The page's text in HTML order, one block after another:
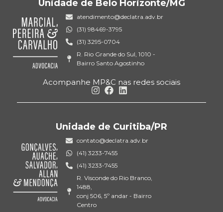
Unidade de Belo Horizonte/MG
atendimento@declatra.adv.br
(31) 98469-3795
(31) 3295-0704
R. Rio Grande do Sul, 1010 -
Bairro Santo Agostinho
Acompanhe MP&C nas redes sociais
Unidade de Curitiba/PR
contato@declatra.adv.br
(41) 3233-7455
(41) 3233-7455
R. Visconde do Rio Branco,
1488,
conj 506, 5º andar - Bairro
Centro